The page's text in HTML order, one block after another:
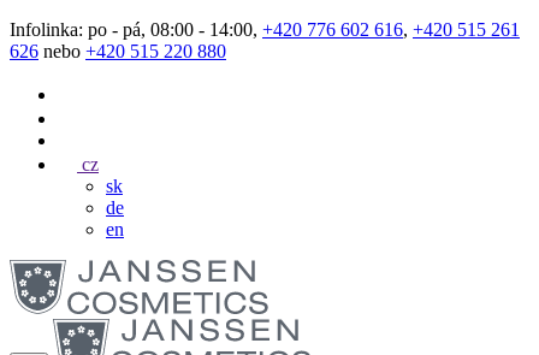
Infolinka: po - pá, 08:00 - 14:00, +420 776 602 616, +420 515 261
626 nebo +420 515 220 880
cz
sk
de
en